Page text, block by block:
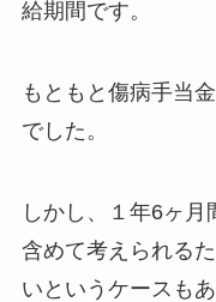
給期間です。
もともと傷病手当
でした。
しかし、１年6ヶ
含めて考えられる
いというケースもあ